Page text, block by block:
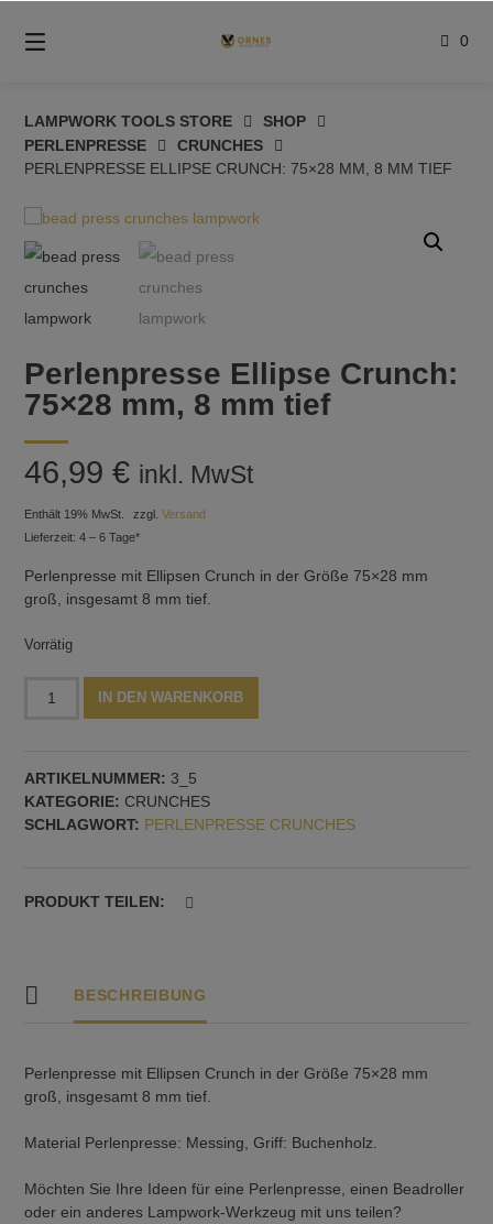
zum
Inhalt
0
LAMPWORK TOOLS STORE
SHOP
PERLENPRESSE
CRUNCHES
PERLENPRESSE ELLIPSE CRUNCH: 75×28 MM, 8 MM TIEF
Perlenpresse Ellipse Crunch:
75×28 mm, 8 mm tief
46,99€ inkl. MwSt
Enthält 19% MwSt. zzgl.Versand
Lieferzeit: 4 – 6 Tage*
Perlenpresse mit Ellipsen Crunch in der Größe 75×28 mm
groß, insgesamt 8 mm tief.
Vorrätig
mm,
8
mm
IN DEN WARENKORB
ARTIKELNUMMER: 3_5
KATEGORIE: CRUNCHES
SCHLAGWORT: PERLENPRESSE CRUNCHES
PRODUKT TEILEN:
BESCHREIBUNG
Perlenpresse mit Ellipsen Crunch in der Größe 75×28 mm
groß, insgesamt 8 mm tief.
Material Perlenpresse: Messing, Griff: Buchenholz.
Möchten Sie Ihre Ideen für eine Perlenpresse, einen Beadroller
oder ein anderes Lampwork-Werkzeug mit uns teilen?